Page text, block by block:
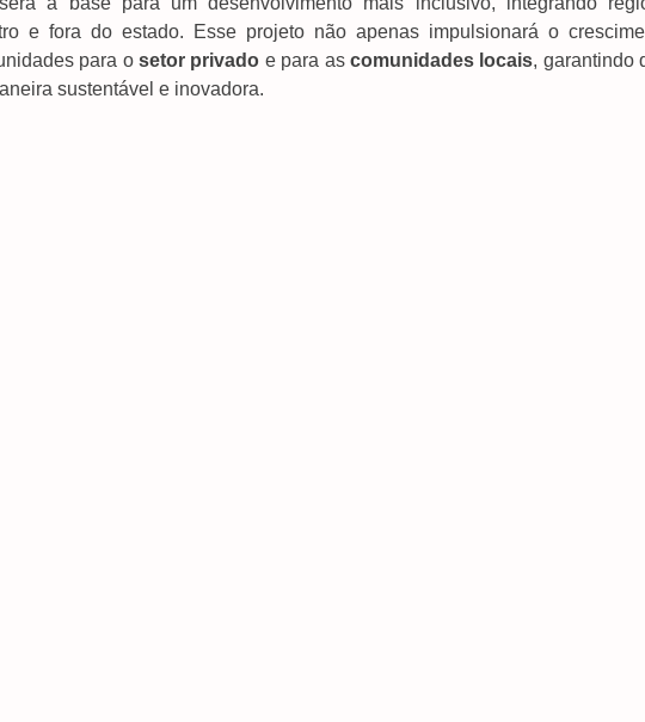
e fora do estado. Esse projeto não apenas impulsionará o
para o setor privado e para as comunidades locais, garantindo
sustentável e inovadora.